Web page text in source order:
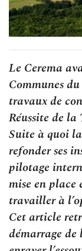
Le Cerema
Communes
travaux de
Réussite de
Suite à quoi
refonder ses
pilotage
mise en
travailler à
Cet article
démarrage